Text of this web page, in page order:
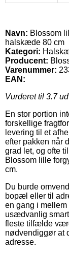
Navn: Blossom
halskæde 80 cm
Kategori:
Producent:
Varenummer:
EAN:
Vurderet til 3.7ud
En stor portion
forskellige
levering til et
efter pakken når
grad let, og ofte
Blossom lille
cm.
Du burde
bopæl eller til
en gang i
usædvanlig
fleste tilfælde
nødvendiggør at
adresse.